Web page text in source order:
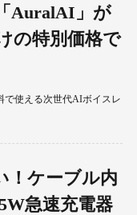
AuralAI」が
の特別価格で
で使える次世代AIボイスレ
！ケーブル内
急速充電器